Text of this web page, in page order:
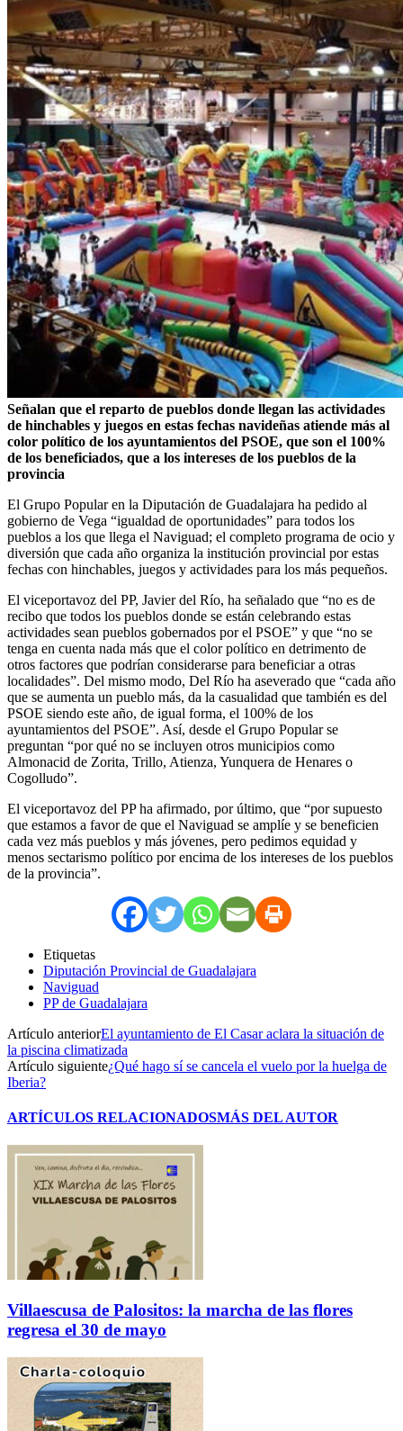
Señalan que el reparto de pueblos donde llegan las actividades
de hinchables y juegos en estas fechas navideñas atiende más al
color político de los ayuntamientos del PSOE, que son el 100%
de los beneficiados, que a los intereses de los pueblos de la
provincia
El Grupo Popular en la Diputación de Guadalajara ha pedido al
gobierno de Vega “igualdad de oportunidades” para todos los
pueblos a los que llega el Naviguad; el completo programa de ocio y
diversión que cada año organiza la institución provincial por estas
fechas con hinchables, juegos y actividades para los más pequeños.
El viceportavoz del PP, Javier del Río, ha señalado que “no es de
recibo que todos los pueblos donde se están celebrando estas
actividades sean pueblos gobernados por el PSOE” y que “no se
tenga en cuenta nada más que el color político en detrimento de
otros factores que podrían considerarse para beneficiar a otras
localidades”. Del mismo modo, Del Río ha aseverado que “cada año
que se aumenta un pueblo más, da la casualidad que también es del
PSOE siendo este año, de igual forma, el 100% de los
ayuntamientos del PSOE”. Así, desde el Grupo Popular se
preguntan “por qué no se incluyen otros municipios como
Almonacid de Zorita, Trillo, Atienza, Yunquera de Henares o
Cogolludo”.
El viceportavoz del PP ha afirmado, por último, que “por supuesto
que estamos a favor de que el Naviguad se amplíe y se beneficien
cada vez más pueblos y más jóvenes, pero pedimos equidad y
menos sectarismo político por encima de los intereses de los pueblos
de la provincia”.
Etiquetas
Diputación Provincial de Guadalajara
Naviguad
PP de Guadalajara
Artículo anteriorEl ayuntamiento de El Casar aclara la situación de
la piscina climatizada
Artículo siguiente¿Qué hago sí se cancela el vuelo por la huelga de
Iberia?
ARTÍCULOS RELACIONADOSMÁS DEL AUTOR
Villaescusa de Palositos: la marcha de las flores
regresa el 30 de mayo